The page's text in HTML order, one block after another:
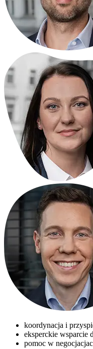
koordynacja i
eksperckie wsparcie
pomoc w